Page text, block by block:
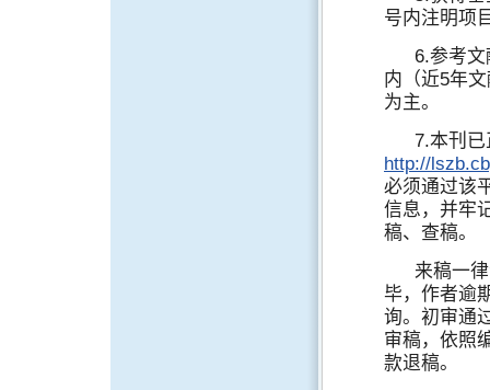
号内注明项
6.参考
内（近5年
为主。
7.本刊
http://
必须通过该
信息，并牢
稿、查稿。
来稿一
毕，作者逾
询。初审通
审稿，依照
款退稿。